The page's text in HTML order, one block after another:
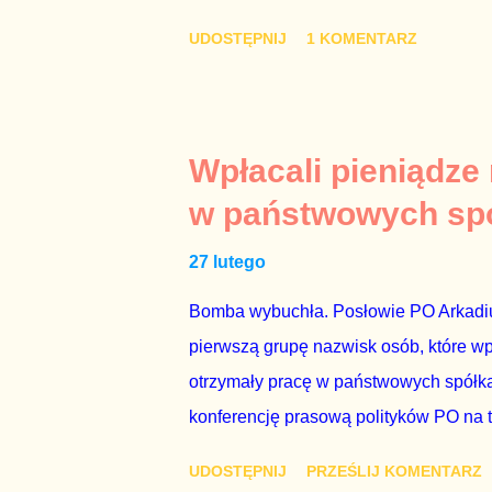
prawdziwe – zagrażają interesowi
prawdziwe” jest konieczne,
reputacji, ale mimo upływu czasu,
oskarżany polityk milczy. Tygod...
UDOSTĘPNIJ 1 KOMENTARZ
Wpłacali
w państwowych
27 lutego
Bomba wybuchła. Posłowie PO
pierwszą grupę nazwisk osób, które
otrzymały pracę w państwowych
konferencję prasową polityków PO
UDOSTĘPNIJ PRZEŚLIJ KOMENTARZ